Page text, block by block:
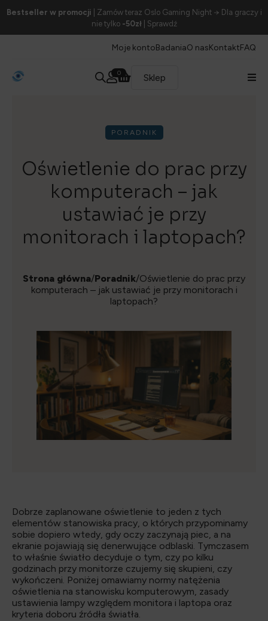
Bestseller w promocji | Zamów teraz Oslo Gaming Night → Dla graczy i
nie tylko -50zł| Sprawdź
Moje kontoBadaniaO nasKontaktFAQ
0 Sklep
PORADNIK
Oświetlenie do prac przy
komputerach – jak
ustawiać je przy
monitorach i laptopach?
Strona główna/Poradnik/Oświetlenie do prac przy
komputerach – jak ustawiać je przy monitorach i
laptopach?
Dobrze zaplanowane oświetlenie to jeden z tych
elementów stanowiska pracy, o których przypominamy
sobie dopiero wtedy, gdy oczy zaczynają piec, a na
ekranie pojawiają się denerwujące odblaski. Tymczasem
to właśnie światło decyduje o tym, czy po kilku
godzinach przy monitorze czujemy się skupieni, czy
wykończeni. Poniżej omawiamy normy natężenia
oświetlenia na stanowisku komputerowym, zasady
ustawienia lampy względem monitora i laptopa oraz
kryteria doboru źródła światła.